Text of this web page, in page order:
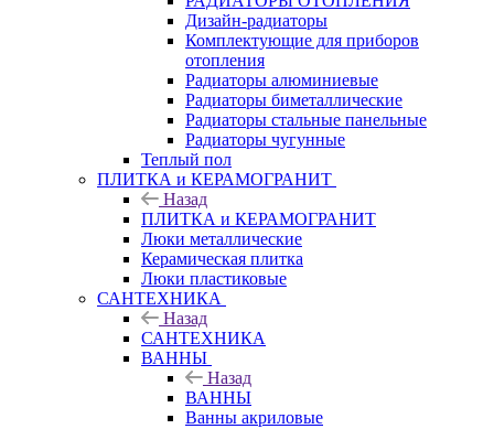
Дизайн-радиаторы
Комплектующие для приборов
отопления
Радиаторы алюминиевые
Радиаторы биметаллические
Радиаторы стальные панельные
Радиаторы чугунные
Теплый пол
ПЛИТКА и КЕРАМОГРАНИТ
Назад
ПЛИТКА и КЕРАМОГРАНИТ
Люки металлические
Керамическая плитка
Люки пластиковые
САНТЕХНИКА
Назад
САНТЕХНИКА
ВАННЫ
Назад
ВАННЫ
Ванны акриловые